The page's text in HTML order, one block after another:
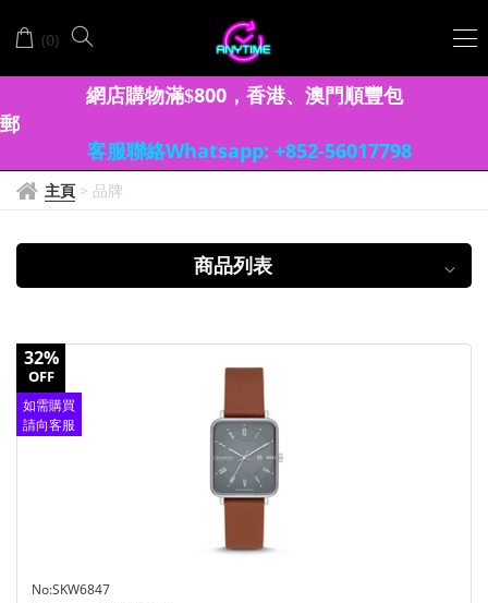
SKAGEN
斯
卡
恩
(0)
網店購物滿$800， 香港、澳門順豐包
郵
客服聯絡Whatsapp: +852-56017798
主頁 > 品牌
商品列表
32%
OFF
如需購買
請向客服
No:SKW6847